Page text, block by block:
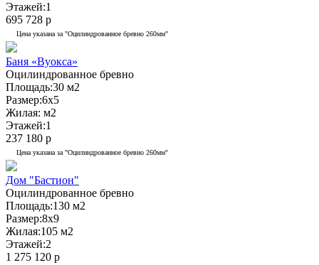
Этажей:1
695 728 р
Цена указана за "Оцилиндрованное бревно 260мм"
Баня «Вуокса»
Оцилиндрованное бревно
Площадь:30 м2
Размер:6x5
Жилая: м2
Этажей:1
237 180 р
Цена указана за "Оцилиндрованное бревно 260мм"
Дом "Бастион"
Оцилиндрованное бревно
Площадь:130 м2
Размер:8x9
Жилая:105 м2
Этажей:2
1 275 120 р